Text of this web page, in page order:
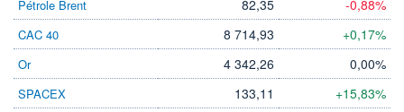
Pétrole Brent
82,35 -0,88%
CAC 40 8 714,93 +0,17%
Or 4 342,26 0,00%
SPACEX 133,11 +15,83%